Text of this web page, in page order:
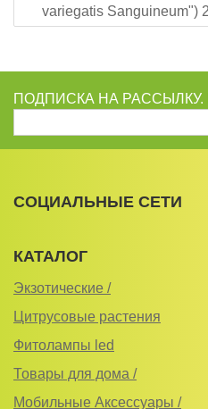
variegatis Sanguineum")
ПОДПИСКА НА РАССЫЛКУ.
СОЦИАЛЬНЫЕ СЕТИ
КАТАЛОГ
Экзотические /
Цитрусовые растения
Фитолампы led
Товары для дома /
Мобильные Аксессуары /